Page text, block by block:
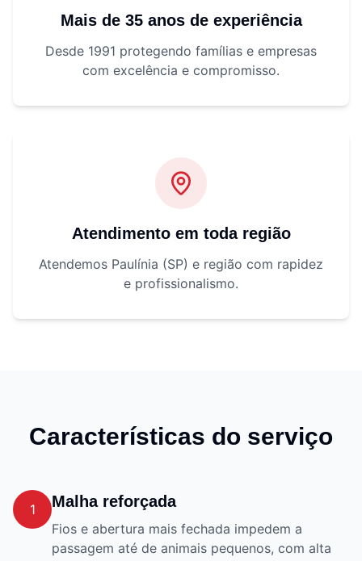
Mais de 35 anos de experiência
Desde 1991 protegendo famílias e empresas
com excelência e compromisso.
Atendimento em toda região
Atendemos Paulínia (SP) e região com rapidez
e profissionalismo.
Características do serviço
1 Malha reforçada
Fios e abertura mais fechada impedem a
passagem até de animais pequenos, com alta